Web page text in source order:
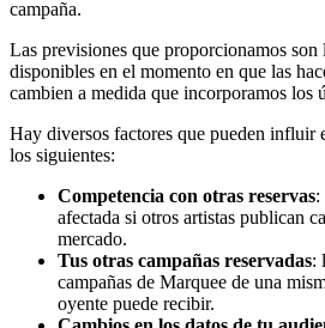
campaña.
Las previsiones que proporcionamos son
disponibles en el momento en que las
cambien a medida que incorporamos los
Hay diversos factores que pueden influir
los siguientes:
Competencia con otras reservas:
afectada si otros artistas publican
mercado.
Tus otras campañas reservadas:
campañas de Marquee de una
oyente puede recibir.